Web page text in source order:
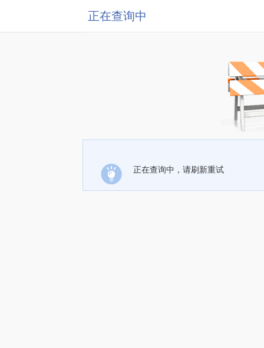
正在查询中
正在查询中，请刷新重试